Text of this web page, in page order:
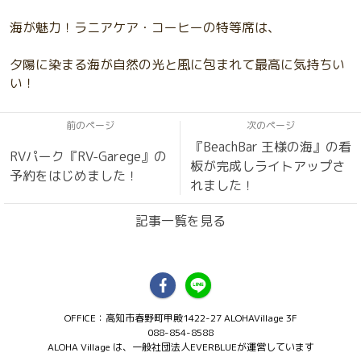
海が魅力！ラニアケア・コーヒーの特等席は、
夕陽に染まる海が自然の光と風に包まれて最高に気持ちい
い！
前のページ
RVパーク『RV-Garege』の
予約をはじめました！
次のページ
『BeachBar 王様の海』の看
板が完成しライトアップさ
れました！
記事一覧を見る
OFFICE：高知市春野町甲殿1422-27 ALOHAVillage 3F
088-854-8588
ALOHA Village は、一般社団法人EVERBLUEが運営しています